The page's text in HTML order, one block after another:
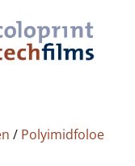
/ Polyimidfoloe